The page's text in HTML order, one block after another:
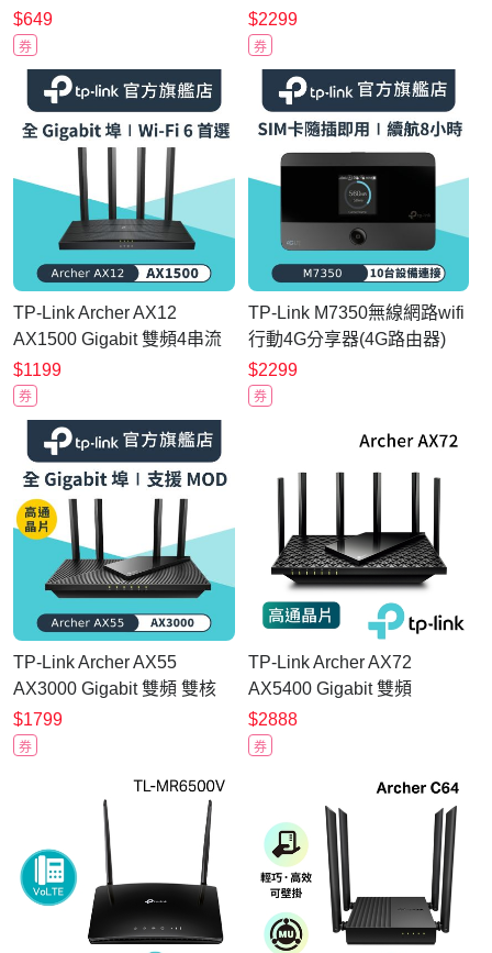
器
$649
券
3.6G 無線網路路由器 分享
器(WiFi 7/支援
VPN/EasyMesh)
$2299
券
TP-Link Archer AX12
AX1500 Gigabit 雙頻4串流
無線網路路由器
$1199
券
TP-Link M7350無線網路wifi
行動4G分享器(4G路由器)
$2299
券
TP-Link Archer AX55
AX3000 Gigabit 雙頻 雙核
CPU OneMesh WiFi 6 無線
網路分享路由器（Wi-Fi 6分
$1799
券
TP-Link Archer AX72
AX5400 Gigabit 雙頻
OneMesh WiFi 6 無線網路
分享路由器（Wi-Fi 6分享器)
$2888
券